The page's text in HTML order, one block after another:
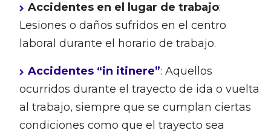
Accidentes en el lugar de trabajo:
Lesiones o daños sufridos en el centro
laboral durante el horario de trabajo.
Accidentes “in itinere”: Aquellos
ocurridos durante el trayecto de ida o vuelta
al trabajo, siempre que se cumplan ciertas
condiciones como que el trayecto sea